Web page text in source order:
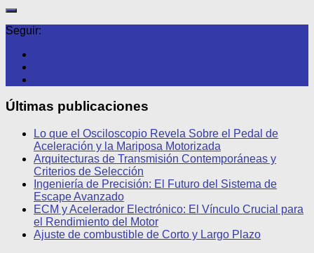
Seguir:
Últimas publicaciones
Lo que el Osciloscopio Revela Sobre el Pedal de
Aceleración y la Mariposa Motorizada
Arquitecturas de Transmisión Contemporáneas y
Criterios de Selección
Ingeniería de Precisión: El Futuro del Sistema de
Escape Avanzado
ECM y Acelerador Electrónico: El Vínculo Crucial para
el Rendimiento del Motor
Ajuste de combustible de Corto y Largo Plazo